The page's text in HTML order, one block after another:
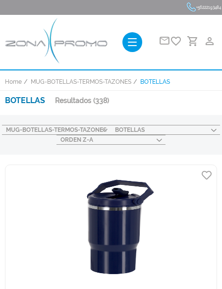
+56222193484
favorite_border person_outline
Home MUG-BOTELLAS-TERMOS-TAZONES BOTELLAS
BOTELLAS Resultados (338)
MUG-BOTELLAS-TERMOS-TAZONES
BOTELLAS
ORDEN Z-A